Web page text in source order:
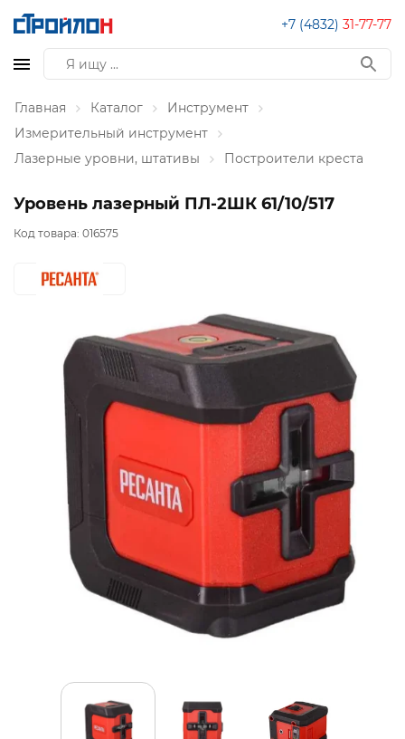
+7 (4832) 31-77-77
Главная Каталог
Инструмент
Измерительный инструмент
Лазерные уровни, штативы
Построители креста
Уровень лазерный ПЛ-2ШК 61/10/517
Код товара: 016575